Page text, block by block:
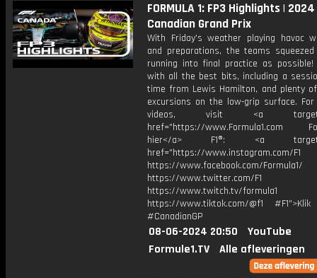
FORMULA 1: FP3 Highlights | 2024
Canadian Grand Prix
With Friday's weather playing havoc
and preparations, the teams
running into final practice as possible!
with all the best bits, including a
time from Lewis Hamilton, and plenty
excursions on the low-grip surface. For
videos, visit <a
href="https://www.Formula1.com
hier</a> F1®: <a
href="https://www.instagram.com/F1
https://www.facebook.com/Formula1/
https://www.twitter.com/F1
https://www.twitch.tv/formula1
https://www.tiktok.com/@f1
#CanadianGP
08-06-2024 20:50
YouTube
Formule1.TV
Alle afleveringen